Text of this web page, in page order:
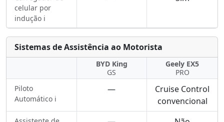
celular por
indução ℹ️
Sistemas de Assistência ao Motorista
BYD King
GS
Geely EX5
PRO
Piloto
Automático ℹ️
—
Cruise Control
convencional